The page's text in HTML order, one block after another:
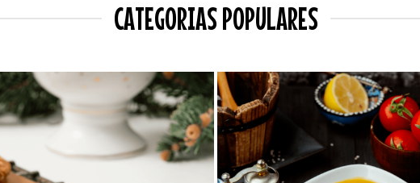
CATEGORIAS POPULARES